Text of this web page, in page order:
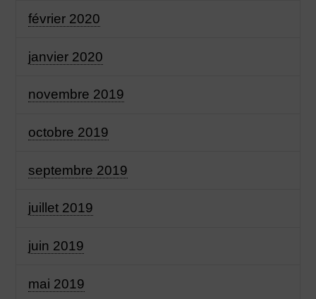
février 2020
janvier 2020
novembre 2019
octobre 2019
septembre 2019
juillet 2019
juin 2019
mai 2019